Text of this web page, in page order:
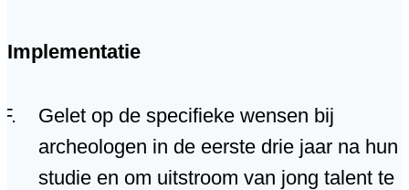
Implementatie
Gelet op de specifieke wensen bij
archeologen in de eerste drie jaar na hun
studie en om uitstroom van jong talent te